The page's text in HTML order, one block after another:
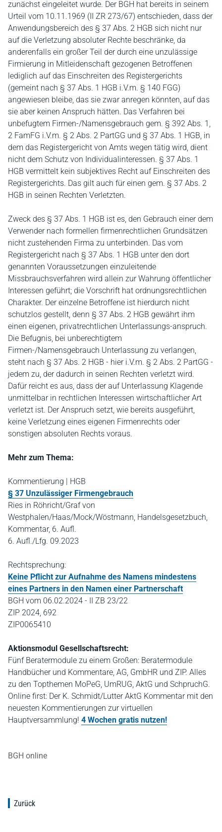
zunächst eingeleitet wurde. Der BGH hat bereits in seinem
Urteil vom 10.11.1969 (II ZR 273/67) entschieden, dass der
Anwendungsbereich des § 37 Abs. 2 HGB sich nicht nur
auf die Verletzung absoluter Rechte beschränke, da
anderenfalls ein großer Teil der durch eine unzulässige
Firmierung in Mitleidenschaft gezogenen Betroffenen
lediglich auf das Einschreiten des Registergerichts
(gemeint nach § 37 Abs. 1 HGB i.V.m. § 140 FGG)
angewiesen bleibe, das sie zwar anregen könnten, auf das
sie aber keinen Anspruch hätten. Das Verfahren bei
unbefugtem Firmen-/Namensgebrauch gem. § 392 Abs. 1,
2 FamFG i.V.m. § 2 Abs. 2 PartGG und § 37 Abs. 1 HGB, in
dem das Registergericht von Amts wegen tätig wird, dient
nicht dem Schutz von Individualinteressen. § 37 Abs. 1
HGB vermittelt kein subjektives Recht auf Einschreiten des
Registergerichts. Das gilt auch für einen gem. § 37 Abs. 2
HGB in seinen Rechten Verletzten.
Zweck des § 37 Abs. 1 HGB ist es, den Gebrauch einer dem
Verwender nach formellen firmenrechtlichen Grundsätzen
nicht zustehenden Firma zu unterbinden. Das vom
Registergericht nach § 37 Abs. 1 HGB unter den dort
genannten Voraussetzungen einzuleitende
Missbrauchsverfahren wird allein zur Wahrung öffentlicher
Interessen geführt; die Vorschrift hat ordnungsrechtlichen
Charakter. Der einzelne Betroffene ist hierdurch nicht
schutzlos gestellt, denn § 37 Abs. 2 HGB gewährt ihm
einen eigenen, privatrechtlichen Unterlassungs-anspruch.
Die Befugnis, bei unberechtigtem
Firmen-/Namensgebrauch Unterlassung zu verlangen,
steht nach § 37 Abs. 2 HGB - hier i.V.m. § 2 Abs. 2 PartGG -
jedem zu, der dadurch in seinen Rechten verletzt wird.
Dafür reicht es aus, dass der auf Unterlassung Klagende
unmittelbar in rechtlichen Interessen wirtschaftlicher Art
verletzt ist. Der Anspruch setzt, wie bereits ausgeführt,
keine Verletzung eines eigenen Firmenrechts oder
sonstigen absoluten Rechts voraus.
Mehr zum Thema:
Kommentierung | HGB
§ 37 Unzulässiger Firmengebrauch
Ries in Röhricht/Graf von
Westphalen/Haas/Mock/Wöstmann, Handelsgesetzbuch,
Kommentar, 6. Aufl.
6. Aufl./Lfg. 09.2023
Rechtsprechung:
Keine Pflicht zur Aufnahme des Namens mindestens
eines Partners in den Namen einer Partnerschaft
BGH vom 06.02.2024 - II ZB 23/22
ZIP 2024, 692
ZIP0065410
Aktionsmodul Gesellschaftsrecht:
Fünf Beratermodule zu einem Großen: Beratermodule
Handbücher und Kommentare, AG, GmbHR und ZIP. Alles
zu den Topthemen MoPeG, UmRUG, AktG und SchpruchG.
Online first: Der K. Schmidt/Lutter AktG Kommentar mit den
neuesten Kommentierungen zur virtuellen
Hauptversammlung! 4 Wochen gratis nutzen!
BGH online
Zurück